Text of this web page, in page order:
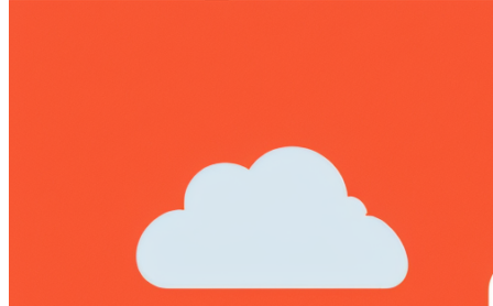
AI речевая аналитика
Мероприятия и новости